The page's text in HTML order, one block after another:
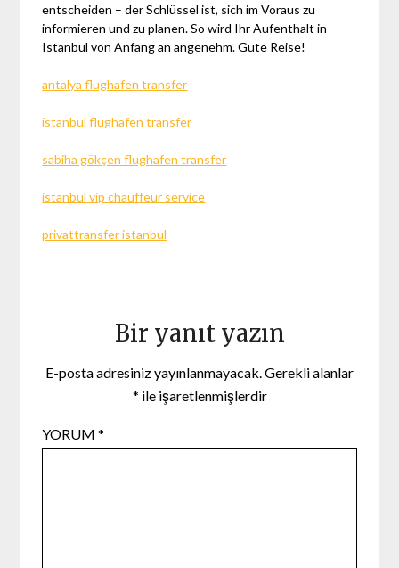
entscheiden – der Schlüssel ist, sich im Voraus zu
informieren und zu planen. So wird Ihr Aufenthalt in
Istanbul von Anfang an angenehm. Gute Reise!
antalya flughafen transfer
istanbul flughafen transfer
sabiha gökçen flughafen transfer
istanbul vip chauffeur service
privattransfer istanbul
Bir yanıt yazın
E-posta adresiniz yayınlanmayacak. Gerekli alanlar
* ile işaretlenmişlerdir
YORUM*